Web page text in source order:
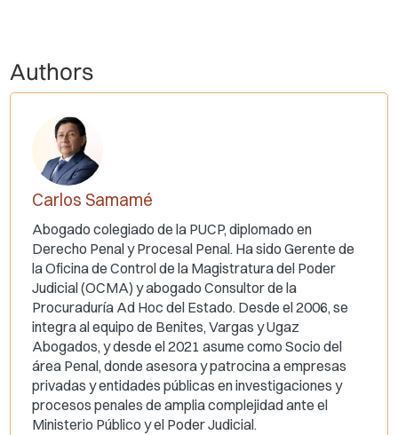
Authors
Carlos Samamé
Abogado colegiado de la PUCP, diplomado en
Derecho Penal y Procesal Penal. Ha sido Gerente de
la Oficina de Control de la Magistratura del Poder
Judicial (OCMA) y abogado Consultor de la
Procuraduría Ad Hoc del Estado. Desde el 2006, se
integra al equipo de Benites, Vargas y Ugaz
Abogados, y desde el 2021 asume como Socio del
área Penal, donde asesora y patrocina a empresas
privadas y entidades públicas en investigaciones y
procesos penales de amplia complejidad ante el
Ministerio Público y el Poder Judicial.